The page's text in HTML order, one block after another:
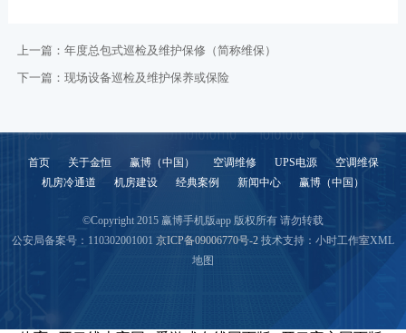
上一篇： 年度总包式巡检及维护保修（简称维保）
下一篇： 现场设备巡检及维护保养或保险
首页 关于金恒 赢博（中国） 空调维修 UPS电源
空调维保
机房冷通道
机房建设 经典案例 新闻中心 赢博（中国）
©Copyright 2015 赢博手机版app 版权所有 请勿转载
公安局备案号：110302001001 京ICP备09006770号-2 技术支持：小时工作室XML
地图